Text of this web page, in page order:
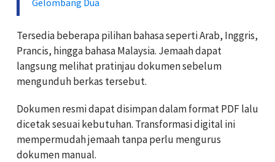
Tersedia beberapa pilihan bahasa seperti Arab, Inggris,
Prancis, hingga bahasa Malaysia. Jemaah dapat
langsung melihat pratinjau dokumen sebelum
mengunduh berkas tersebut.
Dokumen resmi dapat disimpan dalam format PDF lalu
dicetak sesuai kebutuhan. Transformasi digital ini
mempermudah jemaah tanpa perlu mengurus
dokumen manual.